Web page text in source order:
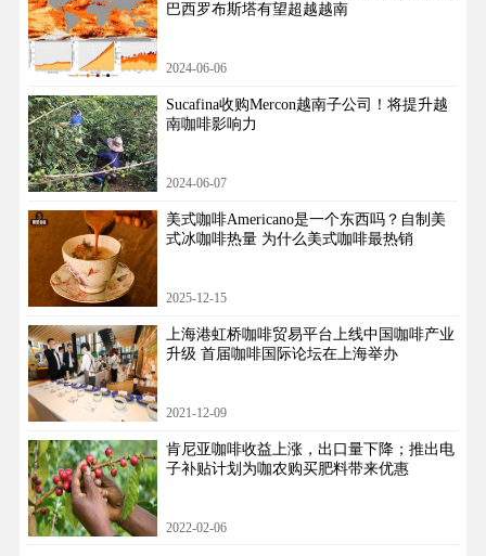
巴西罗布斯塔有望超越越南
2024-06-06
Sucafina收购Mercon越南子公司！将提升越
南咖啡影响力
2024-06-07
美式咖啡Americano是一个东西吗？自制美
式冰咖啡热量 为什么美式咖啡最热销
2025-12-15
上海港虹桥咖啡贸易平台上线中国咖啡产业
升级 首届咖啡国际论坛在上海举办
2021-12-09
肯尼亚咖啡收益上涨，出口量下降；推出电
子补贴计划为咖农购买肥料带来优惠
2022-02-06